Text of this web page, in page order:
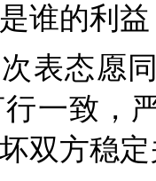
谁的利
表态愿
一致，
双方稳